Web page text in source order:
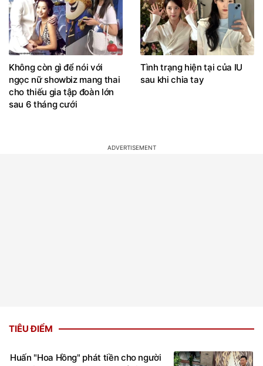
Không còn gì để nói với
ngọc nữ showbiz mang thai
cho thiếu gia tập đoàn lớn
sau 6 tháng cưới
Tình trạng hiện tại của IU
sau khi chia tay
dân vùng lũ Lai Châu như thế nào?